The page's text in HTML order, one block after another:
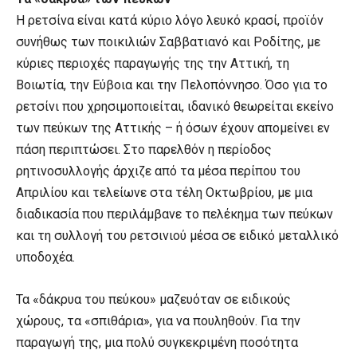
Η ρετσίνα είναι κατά κύριο λόγο λευκό κρασί, προϊόν
συνήθως των ποικιλιών Σαββατιανό και Ροδίτης, με
κύριες περιοχές παραγωγής της την Αττική, τη
Βοιωτία, την Εύβοια και την Πελοπόννησο. Όσο για το
ρετσίνι που χρησιμοποιείται, ιδανικό θεωρείται εκείνο
των πεύκων της Αττικής – ή όσων έχουν απομείνει εν
πάση περιπτώσει. Στο παρελθόν η περίοδος
ρητινοσυλλογής άρχιζε από τα μέσα περίπου του
Απριλίου και τελείωνε στα τέλη Οκτωβρίου, με μια
διαδικασία που περιλάμβανε το πελέκημα των πεύκων
και τη συλλογή του ρετσινιού μέσα σε ειδικό μεταλλικό
υποδοχέα.
Τα «δάκρυα του πεύκου» μαζευόταν σε ειδικούς
χώρους, τα «σπιθάρια», για να πουληθούν. Για την
παραγωγή της, μια πολύ συγκεκριμένη ποσότητα